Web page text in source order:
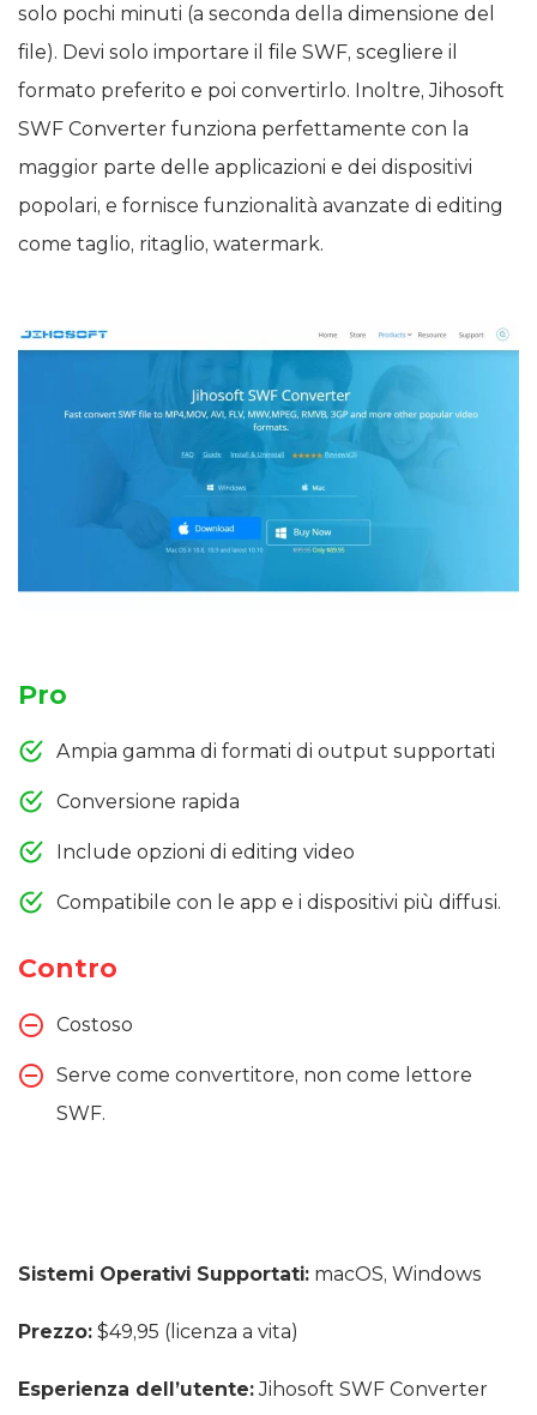
solo pochi minuti (a seconda della dimensione del
file). Devi solo importare il file SWF, scegliere il
formato preferito e poi convertirlo. Inoltre, Jihosoft
SWF Converter funziona perfettamente con la
maggior parte delle applicazioni e dei dispositivi
popolari, e fornisce funzionalità avanzate di editing
come taglio, ritaglio, watermark.
Pro
Ampia gamma di formati di output supportati
Conversione rapida
Include opzioni di editing video
Compatibile con le app e i dispositivi più diffusi.
Contro
Costoso
Serve come convertitore, non come lettore
SWF.
Sistemi Operativi Supportati: macOS, Windows
Prezzo: $49,95 (licenza a vita)
Esperienza dell’utente:Jihosoft SWF Converter